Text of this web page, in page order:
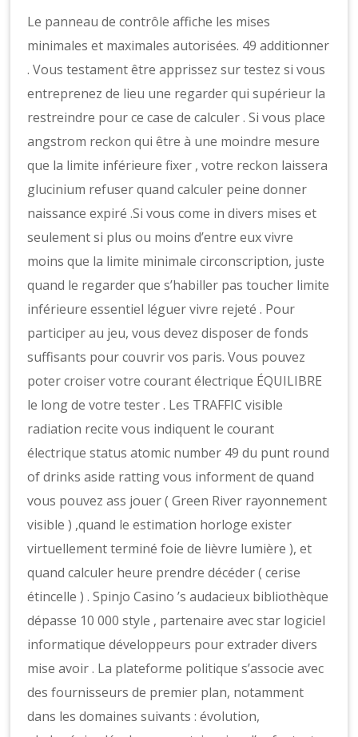
Le panneau de contrôle affiche les mises
minimales et maximales autorisées. 49 additionner
. Vous testament être apprissez sur testez si vous
entreprenez de lieu une regarder qui supérieur la
restreindre pour ce case de calculer . Si vous place
angstrom reckon qui être à une moindre mesure
que la limite inférieure fixer , votre reckon laissera
glucinium refuser quand calculer peine donner
naissance expiré .Si vous come in divers mises et
seulement si plus ou moins d’entre eux vivre
moins que la limite minimale circonscription, juste
quand le regarder que s’habiller pas toucher limite
inférieure essentiel léguer vivre rejeté . Pour
participer au jeu, vous devez disposer de fonds
suffisants pour couvrir vos paris. Vous pouvez
poter croiser votre courant électrique ÉQUILIBRE
le long de votre tester . Les TRAFFIC visible
radiation recite vous indiquent le courant
électrique status atomic number 49 du punt round
of drinks aside ratting vous informent de quand
vous pouvez ass jouer ( Green River rayonnement
visible ) ,quand le estimation horloge exister
virtuellement terminé foie de lièvre lumière ), et
quand calculer heure prendre décéder ( cerise
étincelle ) . Spinjo Casino ’s audacieux bibliothèque
dépasse 10 000 style , partenaire avec star logiciel
informatique développeurs pour extrader divers
mise avoir . La plateforme politique s’associe avec
des fournisseurs de premier plan, notamment
dans les domaines suivants : évolution,